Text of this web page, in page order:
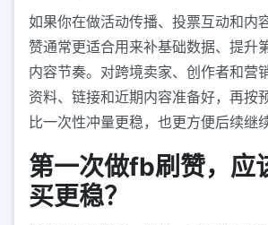
如果你在做活动传播、投票互动和内
赞通常更适合用来补基础数据、提升
内容节奏。对跨境卖家、创作者和营
资料、链接和近期内容准备好，再按
比一次性冲量更稳，也更方便后续继
第一次做fb刷赞，应
买更稳？